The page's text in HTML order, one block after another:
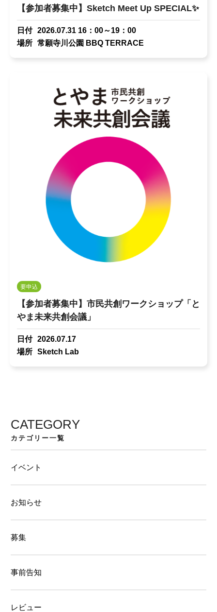
【参加者募集中】Sketch Meet Up SPECIAL✨
日付 2026.07.31 16：00～19：00
場所 常願寺川公園 BBQ TERRACE
要申込
【参加者募集中】市民共創ワークショップ「と
やま未来共創会議」
日付 2026.07.17
場所 Sketch Lab
CATEGORY
カテゴリー一覧
イベント
お知らせ
募集
事前告知
レビュー